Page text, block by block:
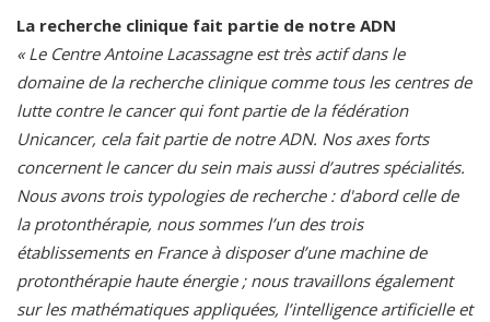
La recherche clinique fait partie de notre ADN
« Le Centre Antoine Lacassagne est très actif dans le
domaine de la recherche clinique comme tous les centres de
lutte contre le cancer qui font partie de la fédération
Unicancer, cela fait partie de notre ADN. Nos axes forts
concernent le cancer du sein mais aussi d’autres spécialités.
Nous avons trois typologies de recherche : d'abord celle de
la protonthérapie, nous sommes l’un des trois
établissements en France à disposer d’une machine de
protonthérapie haute énergie ; nous travaillons également
sur les mathématiques appliquées, l’intelligence artificielle et